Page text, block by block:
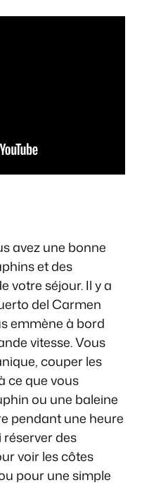
avez une bonne
et des
votre séjour. Il y a
del Carmen
emmène à bord
vitesse. Vous
couper les
ce que vous
ou une baleine
pendant une heure
réserver des
voir les côtes
pour une simple